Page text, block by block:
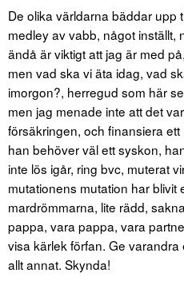
De olika världarna bäddar upp
medley av vabb, något inställt,
ändå är viktigt att jag är med
men vad ska vi äta idag, vad
imorgon?, herregud som här
men jag menade inte att det
försäkringen, och finansiera
han behöver väl ett syskon,
inte lös igår, ring bvc, muterat
mutationens mutation har blivit
mardrömmarna, lite rädd,
pappa, vara pappa, vara
visa kärlek förfan. Ge
allt annat. Skynda!